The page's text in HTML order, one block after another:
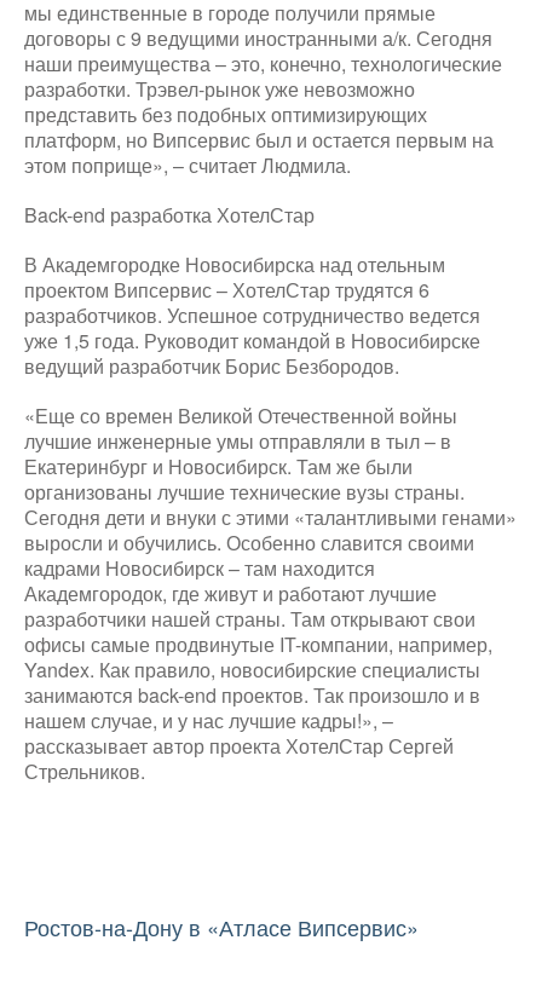
мы единственные в городе получили прямые
договоры с 9 ведущими иностранными а/к. Сегодня
наши преимущества – это, конечно, технологические
разработки. Трэвел-рынок уже невозможно
представить без подобных оптимизирующих
платформ, но Випсервис был и остается первым на
этом поприще», – считает Людмила.
Back-end разработка ХотелСтар
В Академгородке Новосибирска над отельным
проектом Випсервис – ХотелСтар трудятся 6
разработчиков. Успешное сотрудничество ведется
уже 1,5 года. Руководит командой в Новосибирске
ведущий разработчик Борис Безбородов.
«Еще со времен Великой Отечественной войны
лучшие инженерные умы отправляли в тыл – в
Екатеринбург и Новосибирск. Там же были
организованы лучшие технические вузы страны.
Сегодня дети и внуки с этими «талантливыми генами»
выросли и обучились. Особенно славится своими
кадрами Новосибирск – там находится
Академгородок, где живут и работают лучшие
разработчики нашей страны. Там открывают свои
офисы самые продвинутые IT-компании, например,
Yandex. Как правило, новосибирские специалисты
занимаются back-end проектов. Так произошло и в
нашем случае, и у нас лучшие кадры!», –
рассказывает автор проекта ХотелСтар Сергей
Стрельников.
Ростов-на-Дону в «Атласе Випсервис»